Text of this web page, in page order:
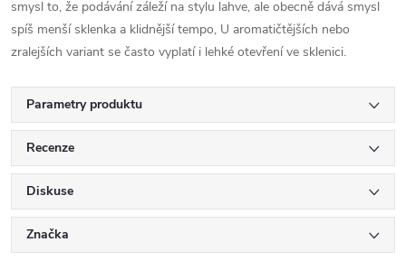
smysl to, že podávání záleží na stylu lahve, ale obecně dává smysl
spíš menší sklenka a klidnější tempo, U aromatičtějších nebo
zralejších variant se často vyplatí i lehké otevření ve sklenici.
Parametry produktu
Recenze
Diskuse
Značka